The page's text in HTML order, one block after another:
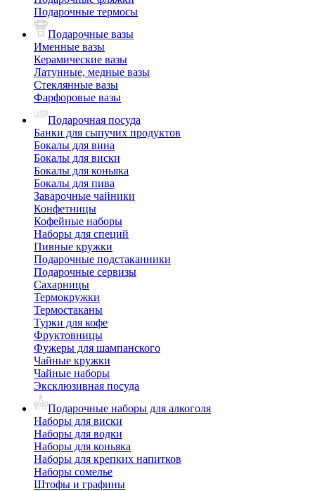
Подарочные термосы
Подарочные вазы
Именные вазы
Керамические вазы
Латунные, медные вазы
Стеклянные вазы
Фарфоровые вазы
Подарочная посуда
Банки для сыпучих продуктов
Бокалы для вина
Бокалы для виски
Бокалы для коньяка
Бокалы для пива
Заварочные чайники
Конфетницы
Кофейные наборы
Наборы для специй
Пивные кружки
Подарочные подстаканники
Подарочные сервизы
Сахарницы
Термокружки
Термостаканы
Турки для кофе
Фруктовницы
Фужеры для шампанского
Чайные кружки
Чайные наборы
Эксклюзивная посуда
Подарочные наборы для алкоголя
Наборы для виски
Наборы для водки
Наборы для коньяка
Наборы для крепких напитков
Наборы сомелье
Штофы и графины